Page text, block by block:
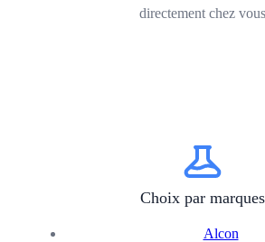
directement chez vous
Choix par marques
Alcon